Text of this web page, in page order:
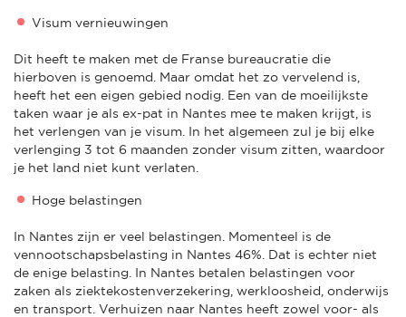
Visum vernieuwingen
Dit heeft te maken met de Franse bureaucratie die
hierboven is genoemd. Maar omdat het zo vervelend is,
heeft het een eigen gebied nodig. Een van de moeilijkste
taken waar je als ex-pat in Nantes mee te maken krijgt, is
het verlengen van je visum. In het algemeen zul je bij elke
verlenging 3 tot 6 maanden zonder visum zitten, waardoor
je het land niet kunt verlaten.
Hoge belastingen
In Nantes zijn er veel belastingen. Momenteel is de
vennootschapsbelasting in Nantes 46%. Dat is echter niet
de enige belasting. In Nantes betalen belastingen voor
zaken als ziektekostenverzekering, werkloosheid, onderwijs
en transport. Verhuizen naar Nantes heeft zowel voor- als